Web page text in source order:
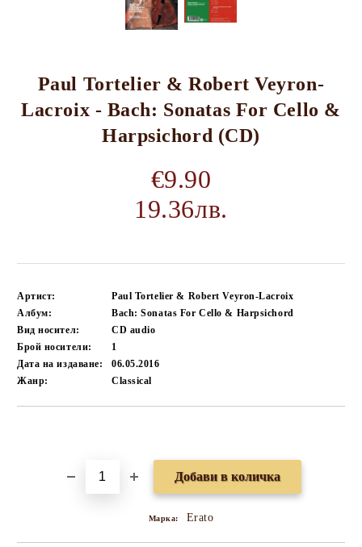
Paul Tortelier & Robert Veyron-
Lacroix - Bach: Sonatas For Cello &
Harpsichord (CD)
€9.90
19.36лв.
Артист:
Paul Tortelier & Robert Veyron-Lacroix
Албум:
Bach: Sonatas For Cello & Harpsichord
Вид носител:
CD audio
Брой носители:
1
Дата на издаване:
06.05.2016
Жанр:
Classical
Марка: Erato